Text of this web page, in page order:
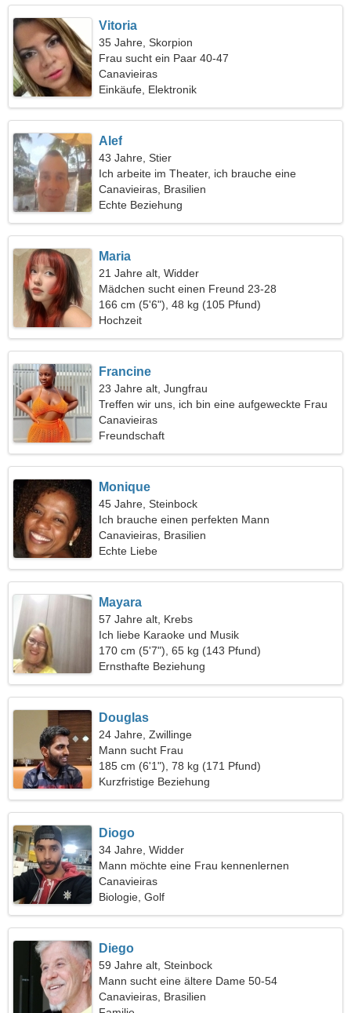
Vitoria
35 Jahre, Skorpion
Frau sucht ein Paar 40-47
Canavieiras
Einkäufe, Elektronik
Alef
43 Jahre, Stier
Ich arbeite im Theater, ich brauche eine
sinnliche Frau
Canavieiras, Brasilien
Echte Beziehung
Maria
21 Jahre alt, Widder
Mädchen sucht einen Freund 23-28
166 cm (5'6"), 48 kg (105 Pfund)
Hochzeit
Francine
23 Jahre alt, Jungfrau
Treffen wir uns, ich bin eine aufgeweckte Frau
Canavieiras
Freundschaft
Monique
45 Jahre, Steinbock
Ich brauche einen perfekten Mann
Canavieiras, Brasilien
Echte Liebe
Mayara
57 Jahre alt, Krebs
Ich liebe Karaoke und Musik
170 cm (5'7"), 65 kg (143 Pfund)
Ernsthafte Beziehung
Douglas
24 Jahre, Zwillinge
Mann sucht Frau
185 cm (6'1"), 78 kg (171 Pfund)
Kurzfristige Beziehung
Diogo
34 Jahre, Widder
Mann möchte eine Frau kennenlernen
Canavieiras
Biologie, Golf
Diego
59 Jahre alt, Steinbock
Mann sucht eine ältere Dame 50-54
Canavieiras, Brasilien